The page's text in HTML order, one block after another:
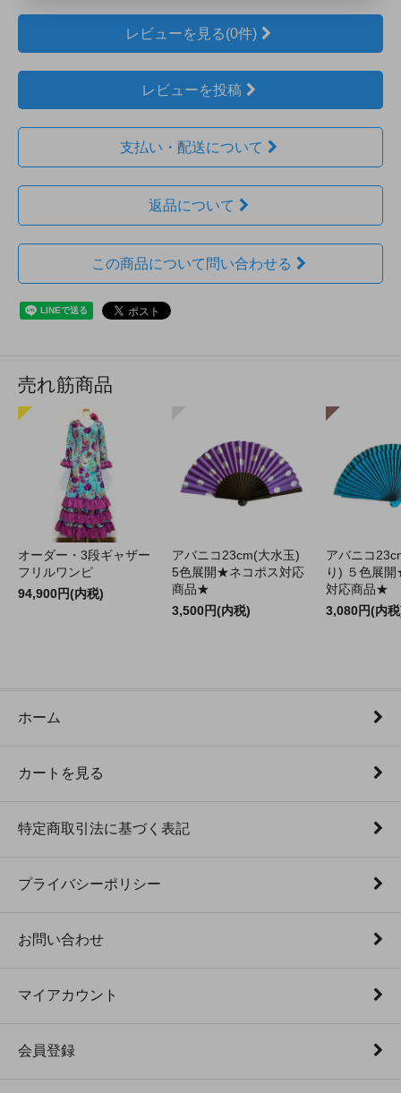
レビューを見る(0件)
レビューを投稿
支払い・配送について
返品について
この商品について問い合わせる
売れ筋商品
オーダー・3段ギャザー
フリルワンピ
94,900円(内税)
アバニコ23cm(大水玉)
5色展開★ネコポス対応
商品★
3,500円(内税)
アバニコ
り) ５色展
対応商品★
3,080円(内
ホーム
カートを見る
特定商取引法に基づく表記
プライバシーポリシー
お問い合わせ
マイアカウント
会員登録